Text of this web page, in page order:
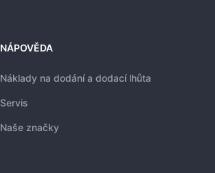
NÁPOVĚDA
Náklady na dodání a dodací lhůta
Servis
Naše značky